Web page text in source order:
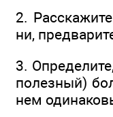
2.
ни,
3.
полезный)
нем